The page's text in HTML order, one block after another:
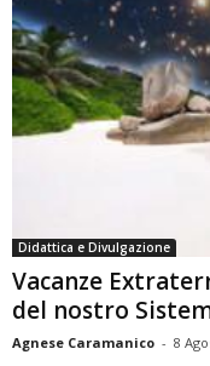
Didattica e Divulgazione
Vacanze
del nostro
Agnese Caramanico - 8